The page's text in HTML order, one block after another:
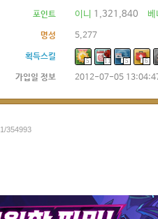
포인트 이니 1,321,840 베
명성 5,277
획득스킬 5 11 5 6
가입일 정보 2012-07-05 13:04:47
354993